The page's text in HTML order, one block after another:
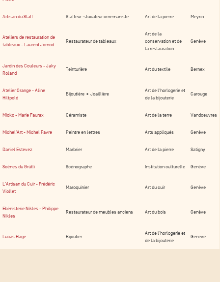
Artisan du Staff Staffeur-stucateur ornemaniste Art de la pierre Meyrin
Ateliers de restauration de
tableaux - Laurent Jornod
Restaurateur de tableaux
Art de la
conservation et de
la restauration
Genève
Jardin des Couleurs - Jaky
Roland
Teinturière Art du textile Bernex
Atelier Orange - Aline
Hiltpold
Bijoutière • Joaillière
Art de l'horlogerie et
de la bijouterie
Carouge
Mioko - Marie Faurax Céramiste Art de la terre Vandoeuvres
Michel'Art - Michel Favre Peintre en lettres Arts appliqués Genève
Daniel Estevez Marbrier Art de la pierre Satigny
Scènes du Grütli Scénographe Institution culturelle Genève
L'Artisan du Cuir - Frédéric
Viollet
Maroquinier Art du cuir Genève
Ebénisterie Nikles - Philippe
Nikles
Restaurateur de meubles anciens Art du bois Genève
Lucas Hage Bijoutier
Art de l'horlogerie et
de la bijouterie
Genève